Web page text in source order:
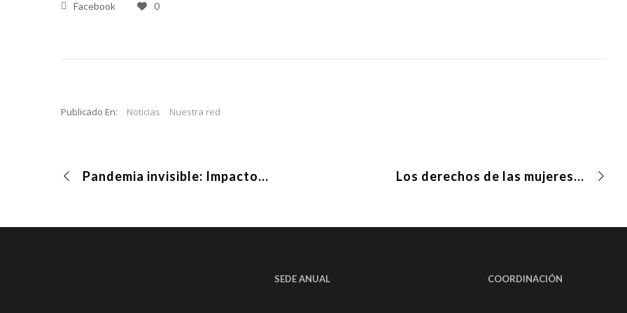
Facebook 0
Publicado En: Noticias Nuestra red
Pandemia invisible: Impactos, extractivas y mujeres Los derechos de las mujeres frente a las industrias extractivas
SEDE ANUAL COORDINACIÓN